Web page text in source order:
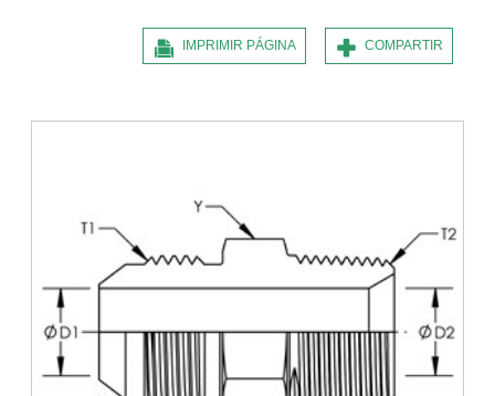
COMPARTIR
IMPRIMIR PÁGINA